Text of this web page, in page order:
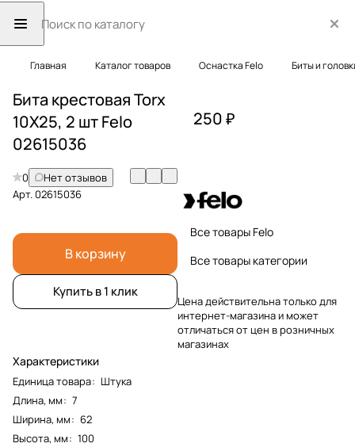
Главная Каталог товаров Оснастка Felo Биты и
Бита крестовая Torx
10X25, 2 шт Felo
02615036
0
Нет отзывов
Арт.02615036
В корзину
Купить в 1 клик
Характеристики
Единица товара: Штука
Длина, мм: 7
Ширина, мм: 62
Высота, мм: 100
250 ₽
Все товары Felo
Все товары категории
Цена действительна только для
интернет-магазина и может
отличаться от цен в розничных
магазинах